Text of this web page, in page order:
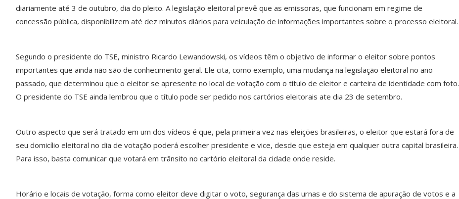
diariamente até 3 de outubro, dia do pleito. A legislação eleitoral prevê que as emissoras, que funcionam em regime de
concessão pública, disponibilizem até dez minutos diários para veiculação de informações importantes sobre o processo eleitoral.
Segundo o presidente do TSE, ministro Ricardo Lewandowski, os vídeos têm o objetivo de informar o eleitor sobre pontos
importantes que ainda não são de conhecimento geral. Ele cita, como exemplo, uma mudança na legislação eleitoral no ano
passado, que determinou que o eleitor se apresente no local de votação com o título de eleitor e carteira de identidade com foto.
O presidente do TSE ainda lembrou que o título pode ser pedido nos cartórios eleitorais ate dia 23 de setembro.
Outro aspecto que será tratado em um dos vídeos é que, pela primeira vez nas eleições brasileiras, o eleitor que estará fora de
seu domicílio eleitoral no dia de votação poderá escolher presidente e vice, desde que esteja em qualquer outra capital brasileira.
Para isso, basta comunicar que votará em trânsito no cartório eleitoral da cidade onde reside.
Horário e locais de votação, forma como eleitor deve digitar o voto, segurança das urnas e do sistema de apuração de votos e a